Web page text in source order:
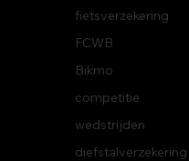
fietsverzekering
FCWB
Bikmo
competitie
wedstrijden
diefstalverzekering